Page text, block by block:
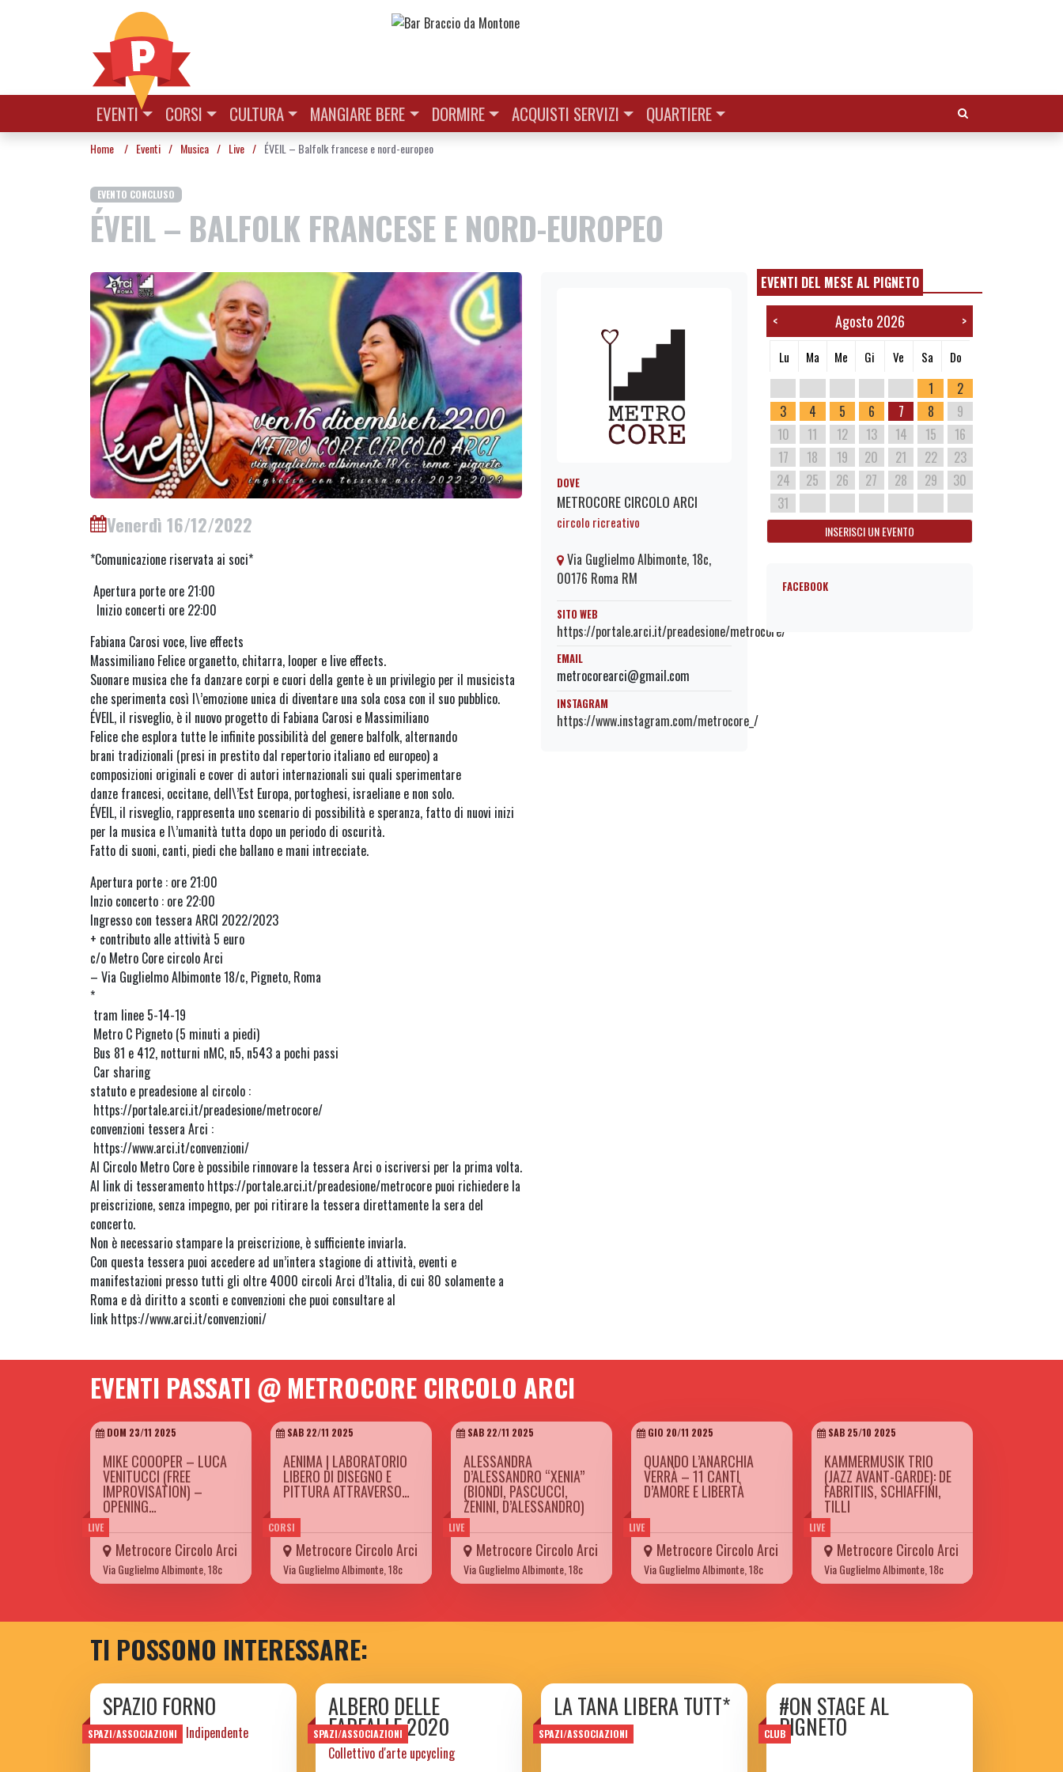
EVENTI CORSI CULTURA MANGIARE BERE DORMIRE ACQUISTI SERVIZI QUARTIERE Cerca:
Home / Eventi / Musica / Live / ÉVEIL – Balfolk francese e nord-europeo
EVENTO CONCLUSO
ÉVEIL – BALFOLK FRANCESE E NORD-EUROPEO
Venerdì 16/12/2022
*Comunicazione riservata ai soci*
Apertura porte ore 21:00
Inizio concerti ore 22:00
Fabiana Carosi voce, live effects
Massimiliano Felice organetto, chitarra, looper e live effects.
Suonare musica che fa danzare corpi e cuori della gente è un privilegio per il musicista
che sperimenta così l\’emozione unica di diventare una sola cosa con il suo pubblico.
ÉVEIL, il risveglio, è il nuovo progetto di Fabiana Carosi e Massimiliano
Felice che esplora tutte le infinite possibilità del genere balfolk, alternando
brani tradizionali (presi in prestito dal repertorio italiano ed europeo) a
composizioni originali e cover di autori internazionali sui quali sperimentare
danze francesi, occitane, dell\’Est Europa, portoghesi, israeliane e non solo.
ÉVEIL, il risveglio, rappresenta uno scenario di possibilità e speranza, fatto di nuovi inizi
per la musica e l\’umanità tutta dopo un periodo di oscurità.
Fatto di suoni, canti, piedi che ballano e mani intrecciate.
Apertura porte : ore 21:00
Inzio concerto : ore 22:00
Ingresso con tessera ARCI 2022/2023
+ contributo alle attività 5 euro
c/o Metro Core circolo Arci
– Via Guglielmo Albimonte 18/c, Pigneto, Roma
*
tram linee 5-14-19
Metro C Pigneto (5 minuti a piedi)
Bus 81 e 412, notturni nMC, n5, n543 a pochi passi
Car sharing
statuto e preadesione al circolo :
https://portale.arci.it/preadesione/metrocore/
convenzioni tessera Arci :
https://www.arci.it/convenzioni/
Al Circolo Metro Core è possibile rinnovare la tessera Arci o iscriversi per la prima volta.
Al link di tesseramento https://portale.arci.it/preadesione/metrocore puoi richiedere la
preiscrizione, senza impegno, per poi ritirare la tessera direttamente la sera del
concerto.
Non è necessario stampare la preiscrizione, è sufficiente inviarla.
Con questa tessera puoi accedere ad un’intera stagione di attività, eventi e
manifestazioni presso tutti gli oltre 4000 circoli Arci d’Italia, di cui 80 solamente a
Roma e dà diritto a sconti e convenzioni che puoi consultare al
link https://www.arci.it/convenzioni/
DOVE
METROCORE CIRCOLO ARCI
circolo ricreativo
Via Guglielmo Albimonte, 18c,
00176 Roma RM
SITO WEB
https://portale.arci.it/preadesione/metrocore/
EMAIL
metrocorearci@gmail.com
INSTAGRAM
https://www.instagram.com/metrocore_/
EVENTI DEL MESE AL PIGNETO
< Agosto 2026 >
Lu Ma Me Gi Ve Sa Do
1
2
3
4 5 6 7 8
9
10
11 12 13 14 15
16
17
18 19 20 21 22
23
24
25 26 27 28 29
30
31
INSERISCI UN EVENTO
FACEBOOK
EVENTI PASSATI @ METROCORE CIRCOLO ARCI
LIVE
DOM 23/11 2025
MIKE COOOPER – LUCA
VENITUCCI (FREE
IMPROVISATION) –
OPENING…
Metrocore Circolo Arci
Via Guglielmo Albimonte, 18c
CORSI
SAB 22/11 2025
AENIMA | LABORATORIO
LIBERO DI DISEGNO E
PITTURA ATTRAVERSO…
Metrocore Circolo Arci
Via Guglielmo Albimonte, 18c
LIVE
SAB 22/11 2025
ALESSANDRA
D’ALESSANDRO “XENIA”
(BIONDI, PASCUCCI,
ZENINI, D’ALESSANDRO)
Metrocore Circolo Arci
Via Guglielmo Albimonte, 18c
LIVE
GIO 20/11 2025
QUANDO L’ANARCHIA
VERRÀ – 11 CANTI
D’AMORE E LIBERTÀ
Metrocore Circolo Arci
Via Guglielmo Albimonte, 18c
LIVE
SAB 25/10 2025
KAMMERMUSIK TRIO
(JAZZ AVANT-GARDE): DE
FABRITIIS, SCHIAFFINI,
TILLI
Metrocore Circolo Arci
Via Guglielmo Albimonte, 18c
TI POSSONO INTERESSARE:
SPAZI/ASSOCIAZIONI
SPAZIO FORNO
Spazio Culturare Indipendente SPAZI/ASSOCIAZIONI
ALBERO DELLE
FARFALLE 2020
Collettivo d'arte upcycling
SPAZI/ASSOCIAZIONI
LA TANA LIBERA TUTT*
CLUB
#ON STAGE AL
PIGNETO